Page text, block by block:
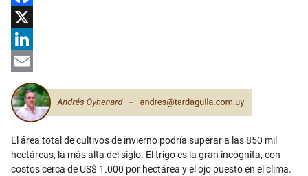
Facebook
X
LinkedIn
Email
El área total de cultivos de invierno podría superar a las 850 mil
hectáreas, la más alta del siglo. El trigo es la gran incógnita, con
costos cerca de US$ 1.000 por hectárea y el ojo puesto en el clima.